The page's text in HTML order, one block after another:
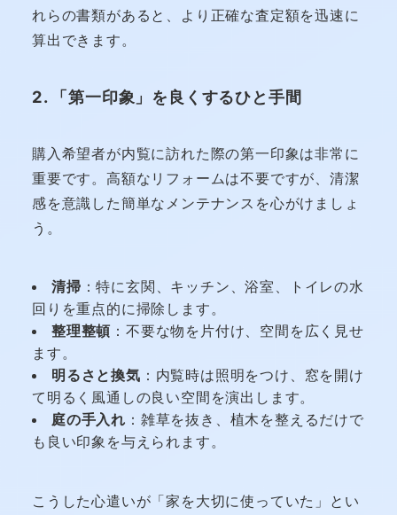
れらの書類があると、より正確な査定額を迅速に
算出できます。
2. 「第一印象」を良くするひと手間
購入希望者が内覧に訪れた際の第一印象は非常に
重要です。高額なリフォームは不要ですが、清潔
感を意識した簡単なメンテナンスを心がけましょ
う。
清掃 ：特に玄関、キッチン、浴室、トイレの水
回りを重点的に掃除します。
整理整頓 ：不要な物を片付け、空間を広く見せ
ます。
明るさと換気 ：内覧時は照明をつけ、窓を開け
て明るく風通しの良い空間を演出します。
庭の手入れ ：雑草を抜き、植木を整えるだけで
も良い印象を与えられます。
こうした心遣いが「家を大切に使っていた」とい